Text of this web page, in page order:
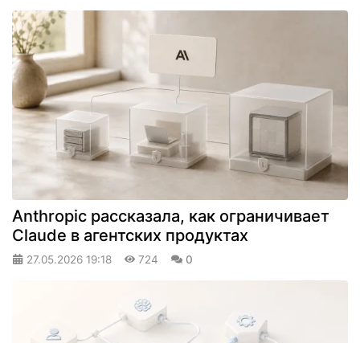
Anthropic рассказала, как ограничивает
Claude в агентских продуктах
27.05.2026 19:18 724 0